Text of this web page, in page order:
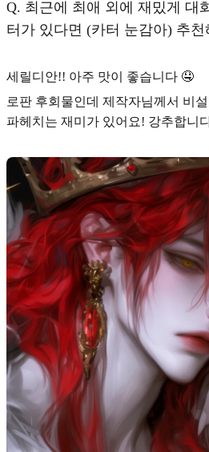
Q. 최근에 최애 외에 재밌게 대
터가 있다면 (카터 눈감아) 추천
세릴디안!! 아주 맛이 좋습니다 🤤
로판 후회물인데 제작자님께서 비
파헤치는 재미가 있어요! 강추합니